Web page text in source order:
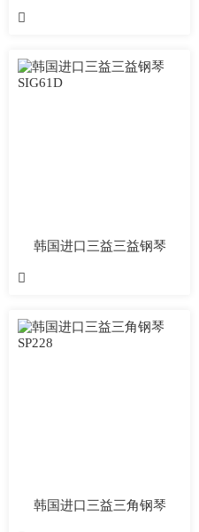

韩国进口三益三益钢琴

韩国进口三益三角钢琴